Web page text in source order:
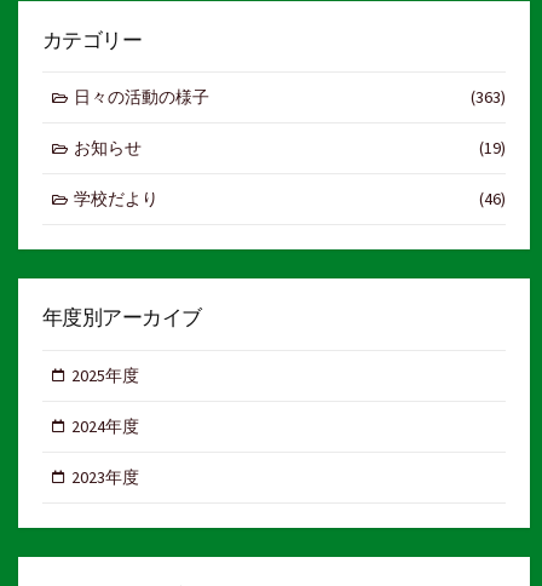
カテゴリー
日々の活動の様子 (363)
お知らせ (19)
学校だより (46)
年度別アーカイブ
2025年度
2024年度
2023年度